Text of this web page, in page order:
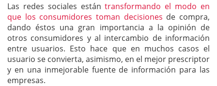
Las redes sociales estántransformando el modo en
que los consumidores toman decisiones de compra,
dando éstos una gran importancia a la opinión de
otros consumidores y al intercambio de información
entre usuarios. Esto hace que en muchos casos el
usuario se convierta, asimismo, en el mejor prescriptor
y en una inmejorable fuente de información para las
empresas.